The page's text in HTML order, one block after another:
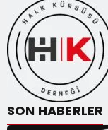
SON HABERLER